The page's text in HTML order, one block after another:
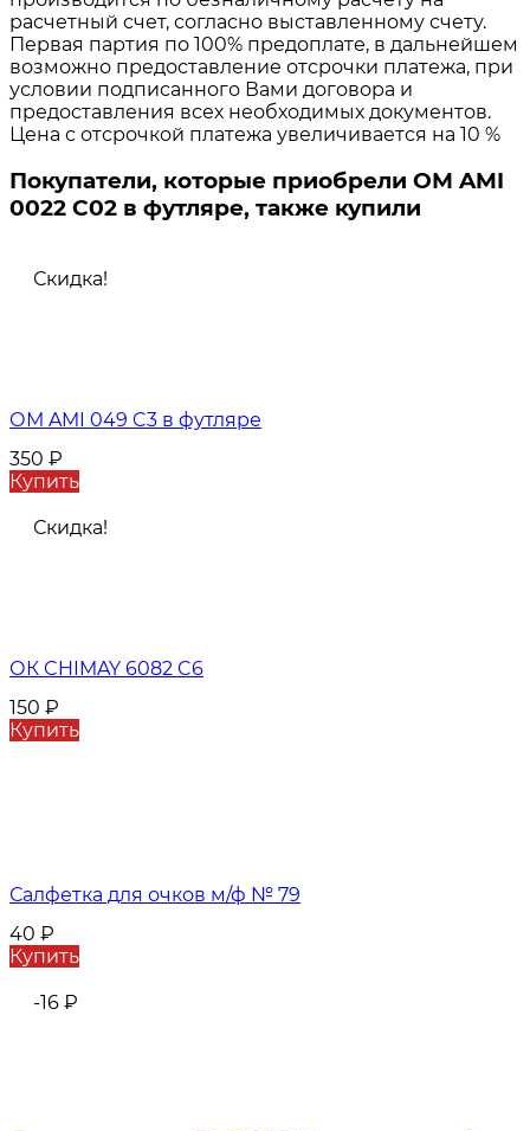
расчетный счет, согласно выставленному счету.
Первая партия по 100% предоплате, в дальнейшем
возможно предоставление отсрочки платежа, при
условии подписанного Вами договора и
предоставления всех необходимых документов.
Цена с отсрочкой платежа увеличивается на 10 %
Покупатели, которые приобрели ОМ AMI
0022 C02 в футляре, также купили
Скидка!
ОМ AMI 049 C3 в футляре
350 ₽
Купить
Скидка!
ОК CHIMAY 6082 C6
150 ₽
Купить
Салфетка для очков м/ф № 79
40 ₽
Купить
-16 ₽